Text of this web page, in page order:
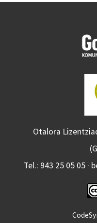
Otalora
Tel.: 943 25 05 05 ·